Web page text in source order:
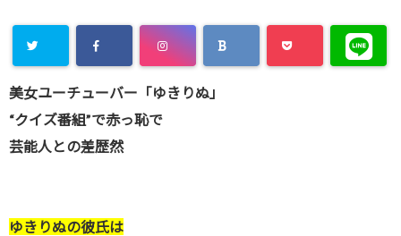
美女ユーチューバー「ゆきりぬ」
“クイズ番組”で赤っ恥で
芸能人との差歴然
ゆきりぬの彼氏は